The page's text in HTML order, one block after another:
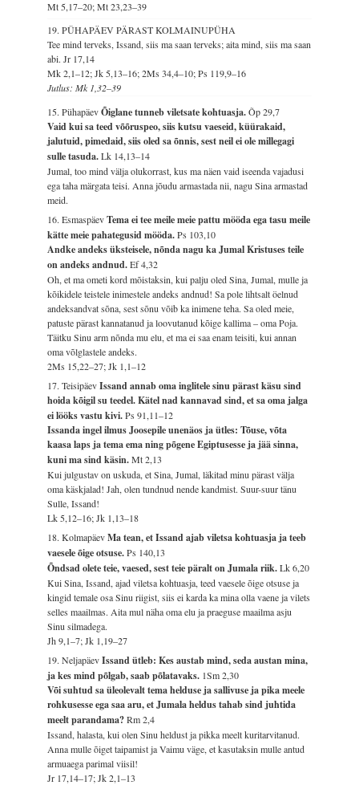
Mt 5,17–20; Mt 23,23–39
19. PÜHAPÄEV PÄRAST KOLMAINUPÜHA
Tee mind terveks, Issand, siis ma saan terveks; aita mind, siis ma saan
abi.Jr 17,14
Mk 2,1–12; Jk 5,13–16; 2Ms 34,4–10; Ps 119,9–16
Jutlus: Mk 1,32–39
15. PühapäevÕiglane tunneb viletsate kohtuasja.Õp 29,7
Vaid kui sa teed võõruspeo, siis kutsu vaeseid, küürakaid,
jalutuid, pimedaid, siis oled sa õnnis, sest neil ei ole millegagi
sulle tasuda.Lk 14,13–14
Jumal, too mind välja olukorrast, kus ma näen vaid iseenda vajadusi
ega taha märgata teisi. Anna jõudu armastada nii, nagu Sina armastad
meid.
16. EsmaspäevTema ei tee meile meie pattu mööda ega tasu meile
kätte meie pahategusid mööda.Ps 103,10
Andke andeks üksteisele, nõnda nagu ka Jumal Kristuses teile
on andeks andnud.Ef 4,32
Oh, et ma ometi kord mõistaksin, kui palju oled Sina, Jumal, mulle ja
kõikidele teistele inimestele andeks andnud! Sa pole lihtsalt öelnud
andeksandvat sõna, sest sõnu võib ka inimene teha. Sa oled meie,
patuste pärast kannatanud ja loovutanud kõige kallima – oma Poja.
Täitku Sinu arm nõnda mu elu, et ma ei saa enam teisiti, kui annan
oma võlglastele andeks.
2Ms 15,22–27; Jk 1,1–12
17. TeisipäevIssand annab oma inglitele sinu pärast käsu sind
hoida kõigil su teedel. Kätel nad kannavad sind, et sa oma jalga
ei lööks vastu kivi.Ps 91,11–12
Issanda ingel ilmus Joosepile unenäos ja ütles: Tõuse, võta
kaasa laps ja tema ema ning põgene Egiptusesse ja jää sinna,
kuni ma sind käsin.Mt 2,13
Kui julgustav on uskuda, et Sina, Jumal, läkitad minu pärast välja
oma käskjalad! Jah, olen tundnud nende kandmist. Suur-suur tänu
Sulle, Issand!
Lk 5,12–16; Jk 1,13–18
18. KolmapäevMa tean, et Issand ajab viletsa kohtuasja ja teeb
vaesele õige otsuse.Ps 140,13
Õndsad olete teie, vaesed, sest teie päralt on Jumala riik.Lk 6,20
Kui Sina, Issand, ajad viletsa kohtuasja, teed vaesele õige otsuse ja
kingid temale osa Sinu riigist, siis ei karda ka mina olla vaene ja vilets
selles maailmas. Aita mul näha oma elu ja praeguse maailma asju
Sinu silmadega.
Jh 9,1–7; Jk 1,19–27
19. NeljapäevIssand ütleb: Kes austab mind, seda austan mina,
ja kes mind põlgab, saab põlatavaks. 1Sm 2,30
Või suhtud sa üleolevalt tema helduse ja sallivuse ja pika meele
rohkusesse ega saa aru, et Jumala heldus tahab sind juhtida
meelt parandama?Rm 2,4
Issand, halasta, kui olen Sinu heldust ja pikka meelt kuritarvitanud.
Anna mulle õiget taipamist ja Vaimu väge, et kasutaksin mulle antud
armuaega parimal viisil!
Jr 17,14–17; Jk 2,1–13